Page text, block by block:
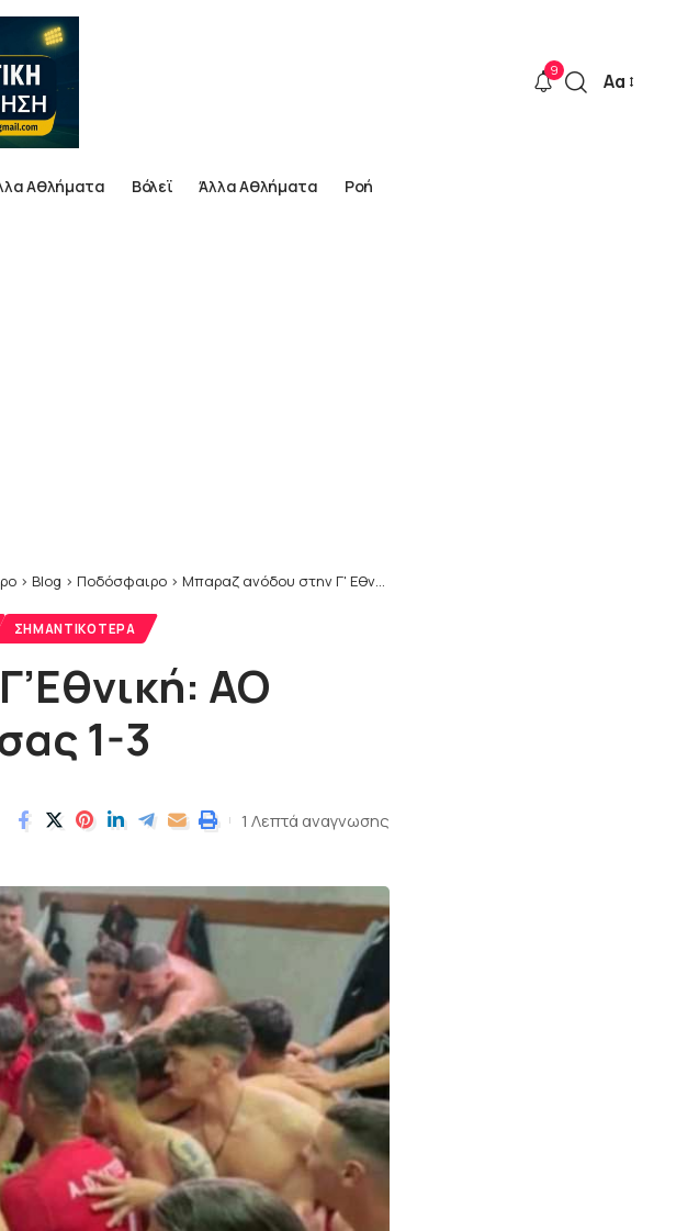
9
Font
Αα
Αθλήματα Βόλεϊ Άλλα Αθλήματα Ροή
> Blog > Ποδόσφαιρο > Mπαραζ ανόδου στην Γ' Εθνική Κατηγορία
ΣΗΜΑΝΤΙΚΌΤΕΡΑ
ΑΟ
1-3
1 Λεπτά αναγνωσης